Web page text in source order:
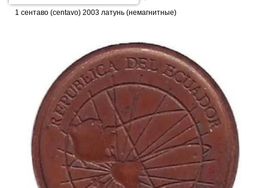
1 сентаво (centavo) 2003 латунь (немагнитные)